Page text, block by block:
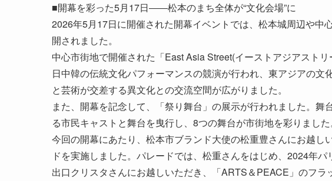
■開幕を彩った5月17日――松本のまち全体が“文化会場”に
2026年5月17日に開催された開幕イベントでは、松本城周辺や中
開されました。
中心市街地で開催された「East Asia Street(イーストアジアスト
日中韓の伝統文化パフォーマンスの競演が行われ、東アジアの文
と芸術が交差する異文化との交流空間が広がりました。
また、開幕を記念して、「祭り舞台」の展示が行われました。舞
る市民キャストと舞台を曳行し、8つの舞台が市街地を彩りました
今回の開幕にあたり、松本市ブランド大使の松重豊さんにお越し
ドを実施しました。パレードでは、松重さんをはじめ、2024年
出口クリスタさんにお越しいただき、「ARTS＆PEACE」のフ